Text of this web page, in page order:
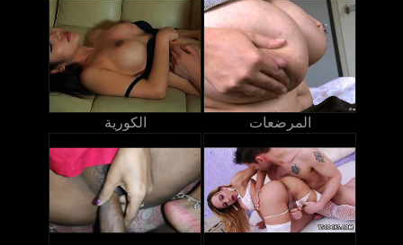
الكورية المرضعات